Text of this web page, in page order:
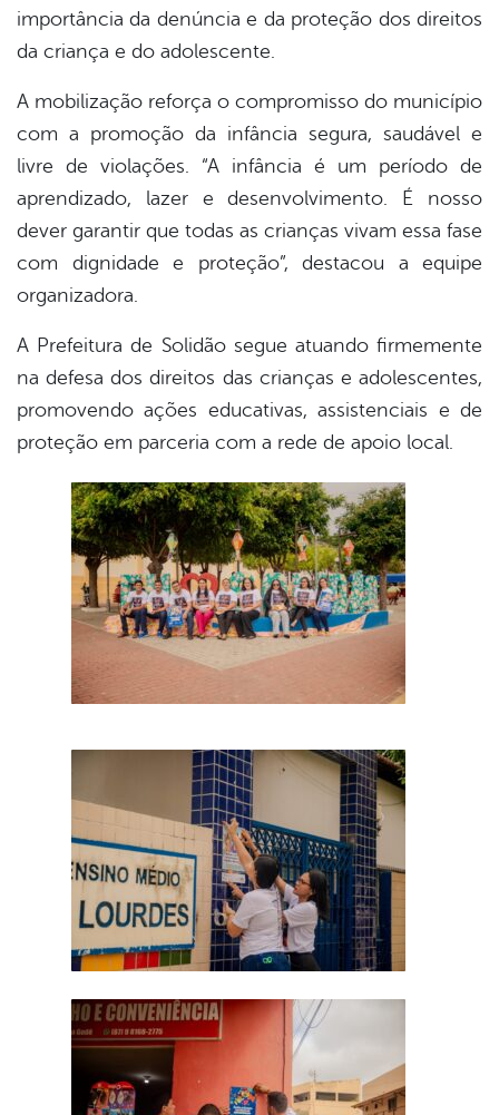
importância da denúncia e da proteção dos direitos
da criança e do adolescente.
A mobilização reforça o compromisso do município
com a promoção da infância segura, saudável e
livre de violações. “A infância é um período de
aprendizado, lazer e desenvolvimento. É nosso
dever garantir que todas as crianças vivam essa fase
com dignidade e proteção”, destacou a equipe
organizadora.
A Prefeitura de Solidão segue atuando firmemente
na defesa dos direitos das crianças e adolescentes,
promovendo ações educativas, assistenciais e de
proteção em parceria com a rede de apoio local.